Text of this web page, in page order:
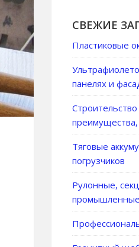
СВЕЖИЕ
Пластиковые
панелях и
Тяговые
погрузчиков
Рулонные,